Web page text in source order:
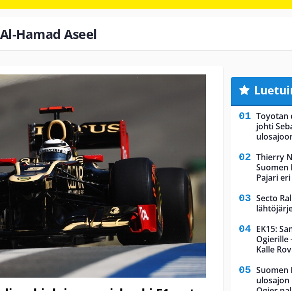
Hamad Aseel
Toyotan
johti
Thierry
Suomen
Pajari
Secto
EK15:
Ogierille
Kalle
Suomen
ulosajon